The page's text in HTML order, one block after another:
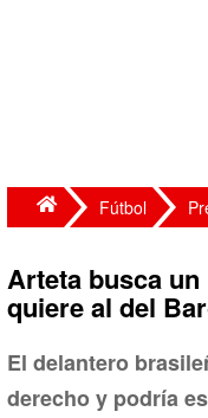
Fútbol
Arteta busca
quiere al del
El delantero
derecho y podría